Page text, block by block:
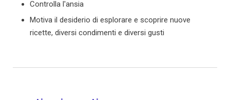
Controlla l'ansia
Motiva il desiderio di esplorare e scoprire nuove
ricette, diversi condimenti e diversi gusti